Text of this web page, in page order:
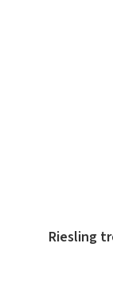
Riesling